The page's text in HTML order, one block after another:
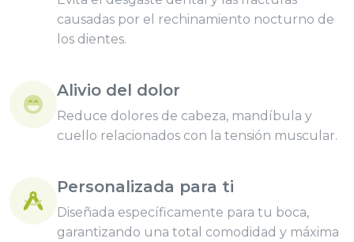
causadas por el rechinamiento nocturno de
los dientes.
Alivio del dolor
Reduce dolores de cabeza, mandíbula y
cuello relacionados con la tensión muscular.
Personalizada para ti
Diseñada específicamente para tu boca,
garantizando una total comodidad y máxima